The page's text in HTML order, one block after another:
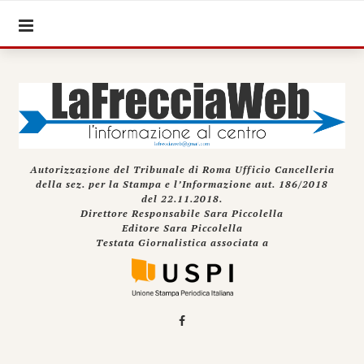
Autorizzazione del Tribunale di Roma Ufficio Cancelleria
della sez. per la Stampa e l’Informazione aut. 186/2018
del 22.11.2018.
Direttore Responsabile Sara Piccolella
Editore Sara Piccolella
Testata Giornalistica associata a